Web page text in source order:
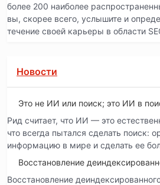
более 200 наиболее
вы, скорее всего, услышите и
течение своей карьеры в области
Новости
Это не ИИ или поиск; это ИИ в
Рид считает, что ИИ — это
что всегда пытался сделать поиск:
информацию в мире и сделать ее
Восстановление
Восстановление